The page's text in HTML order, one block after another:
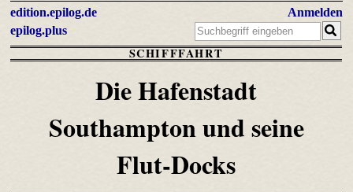
edition.epilog.de
epilog.plus
Anmelden
SCHIFFFAHRT
Die Hafenstadt
Southamptonund seine
Flut-Docks